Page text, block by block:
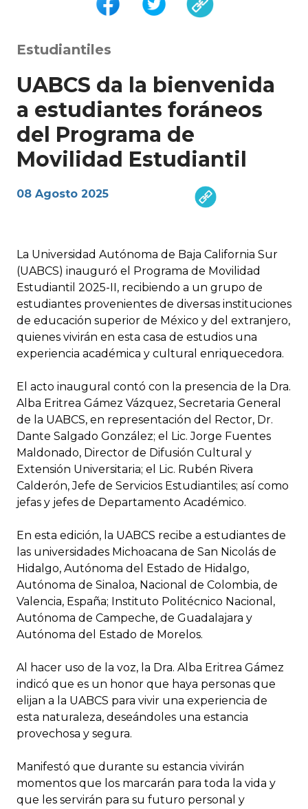
Estudiantiles
UABCS da la bienvenida
a estudiantes foráneos
del Programa de
Movilidad Estudiantil
08 Agosto 2025
La Universidad Autónoma de Baja California Sur
(UABCS) inauguró el Programa de Movilidad
Estudiantil 2025-II, recibiendo a un grupo de
estudiantes provenientes de diversas instituciones
de educación superior de México y del extranjero,
quienes vivirán en esta casa de estudios una
experiencia académica y cultural enriquecedora.
El acto inaugural contó con la presencia de la Dra.
Alba Eritrea Gámez Vázquez, Secretaria General
de la UABCS, en representación del Rector, Dr.
Dante Salgado González; el Lic. Jorge Fuentes
Maldonado, Director de Difusión Cultural y
Extensión Universitaria; el Lic. Rubén Rivera
Calderón, Jefe de Servicios Estudiantiles; así como
jefas y jefes de Departamento Académico.
En esta edición, la UABCS recibe a estudiantes de
las universidades Michoacana de San Nicolás de
Hidalgo, Autónoma del Estado de Hidalgo,
Autónoma de Sinaloa, Nacional de Colombia, de
Valencia, España; Instituto Politécnico Nacional,
Autónoma de Campeche, de Guadalajara y
Autónoma del Estado de Morelos.
Al hacer uso de la voz, la Dra. Alba Eritrea Gámez
indicó que es un honor que haya personas que
elijan a la UABCS para vivir una experiencia de
esta naturaleza, deseándoles una estancia
provechosa y segura.
Manifestó que durante su estancia vivirán
momentos que los marcarán para toda la vida y
que les servirán para su futuro personal y